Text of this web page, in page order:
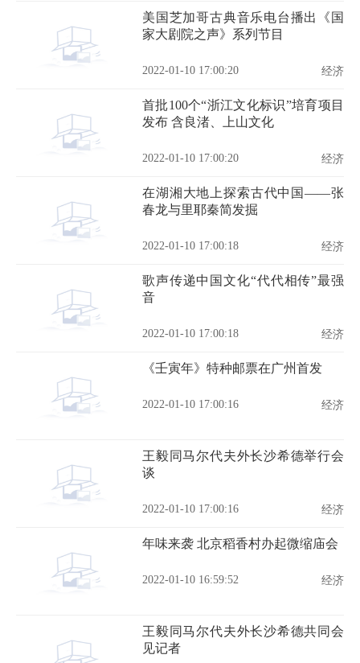
美国芝加哥古典音乐电台播出《国
家大剧院之声》系列节目
2022-01-10 17:00:20 经济
首批100个“浙江文化标识”培育项目
发布 含良渚、上山文化
2022-01-10 17:00:20 经济
在湖湘大地上探索古代中国——张
春龙与里耶秦简发掘
2022-01-10 17:00:18 经济
歌声传递中国文化“代代相传”最强
音
2022-01-10 17:00:18 经济
《壬寅年》特种邮票在广州首发
2022-01-10 17:00:16 经济
王毅同马尔代夫外长沙希德举行会
谈
2022-01-10 17:00:16 经济
年味来袭 北京稻香村办起微缩庙会
2022-01-10 16:59:52 经济
王毅同马尔代夫外长沙希德共同会
见记者